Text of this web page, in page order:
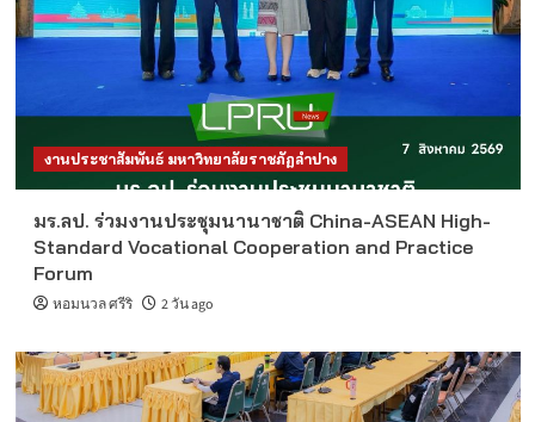
งานประชาสัมพันธ์ มหาวิทยาลัยราชภัฏลำปาง
มร.ลป. ร่วมงานประชุมนานาชาติ China-ASEAN High-
Standard Vocational Cooperation and Practice
Forum
หอมนวล ศรีริ 2 วัน ago